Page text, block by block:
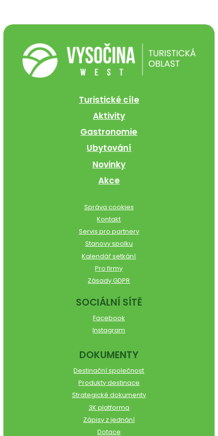
Turistické cíle
Aktivity
Gastronomie
Ubytování
Novinky
Akce
Správa cookies
Kontakt
Servis pro partnery
Stanovy spolku
Kalendář setkání
Pro firmy
Zásady GDPR
SOCIÁLNÍ SÍTĚ
Facebook
Instagram
DOKUMENTY
Destinační společnost
Produkty destinace
Strategické dokumenty
3K platforma
Zápisy z jednání
Dotace